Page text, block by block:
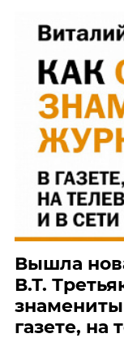
Вышла
В.Т.
газете, на